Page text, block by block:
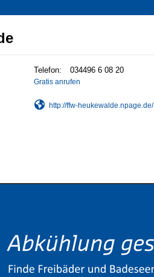
Telefon: 034496 6 08 20
Gratis anrufen
http://ffw-heukewalde.npage.de/